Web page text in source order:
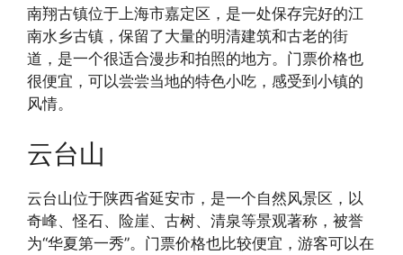
南翔古镇位于上海市嘉定区，是一处保存完好的江
南水乡古镇，保留了大量的明清建筑和古老的街
道，是一个很适合漫步和拍照的地方。门票价格也
很便宜，可以尝尝当地的特色小吃，感受到小镇的
风情。
云台山
云台山位于陕西省延安市，是一个自然风景区，以
奇峰、怪石、险崖、古树、清泉等景观著称，被誉
为“华夏第一秀”。门票价格也比较便宜，游客可以在